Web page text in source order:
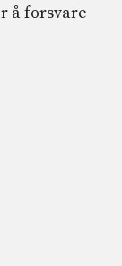
å forsvare